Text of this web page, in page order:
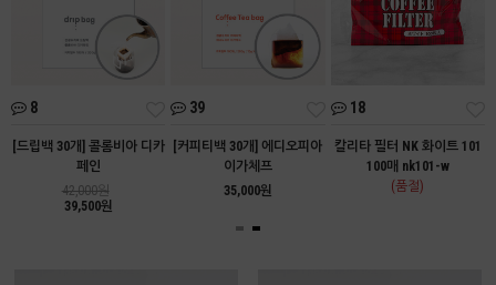
8
[드립백 30개] 콜롬비아 디카
페인
42,000원
39,500원
39
[커피티백 30개] 에디오피아
이가체프
35,000원
18
칼리타 필터 NK 화이트 101
100매 nk101-w
(품절)